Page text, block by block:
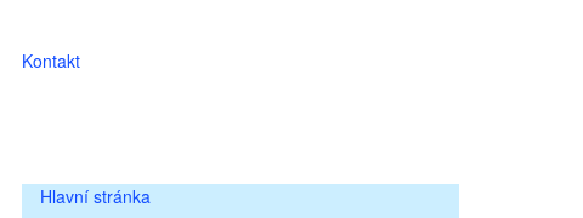
Kontakt
Hlavní stránka